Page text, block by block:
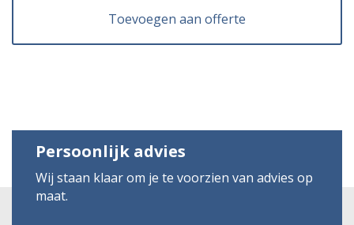
Toevoegen aan offerte
Persoonlijk advies
Wij staan klaar om je te voorzien van advies op
maat.